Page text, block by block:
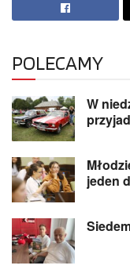
POLECAMY
W
jeden